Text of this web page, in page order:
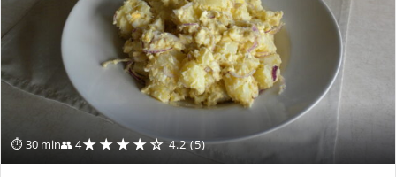
⏱ 30 min👥 4★★★★☆ 4.2 (5)